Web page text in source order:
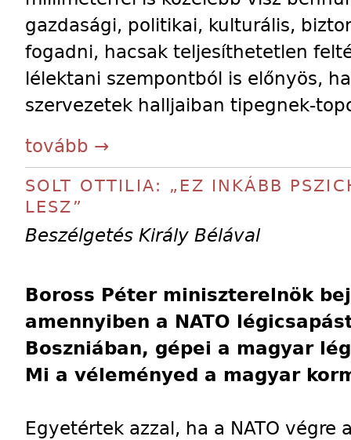
gazdasági, politikai, kulturális,
fogadni, hacsak teljesíthetetlen
lélektani szempontból is előnyös,
szervezetek halljaiban tipegnek-
tovább →
SOLT OTTILIA: „EZ INKÁBB
LESZ”
Beszélgetés Király Bélával
Boross Péter miniszterelnök
amennyiben a NATO
Boszniában, gépei a magyar
Mi a véleményed a magyar
Egyetértek azzal, ha a NATO végre